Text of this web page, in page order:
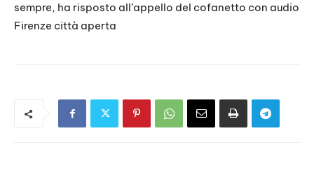
EMBED
sempre, ha risposto all’appello del cofanetto con audio
Firenze città aperta